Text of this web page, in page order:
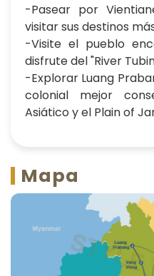
-Pasear por
visitar sus destinos
-Visite el pueblo
disfrute del "River
-Explorar Luang
colonial mejor
Asiático y el Plain of
Mapa